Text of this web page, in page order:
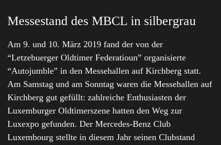
Messestand des MBCL in silbergrau
Am 9. und 10. März 2019 fand der von der
“Letzebuerger Oldtimer Federatioun” organisierte
“Autojumble” in den Messehallen auf Kirchberg statt.
Am Samstag und am Sonntag waren die Messehallen auf
Kirchberg gut gefüllt: zahlreiche Enthusiasten der
Luxemburger Oldtimerszene hatten den Weg zur
Luxexpo gefunden. Der Mercedes-Benz Club
Luxembourg stellte in diesem Jahr seinen Clubstand